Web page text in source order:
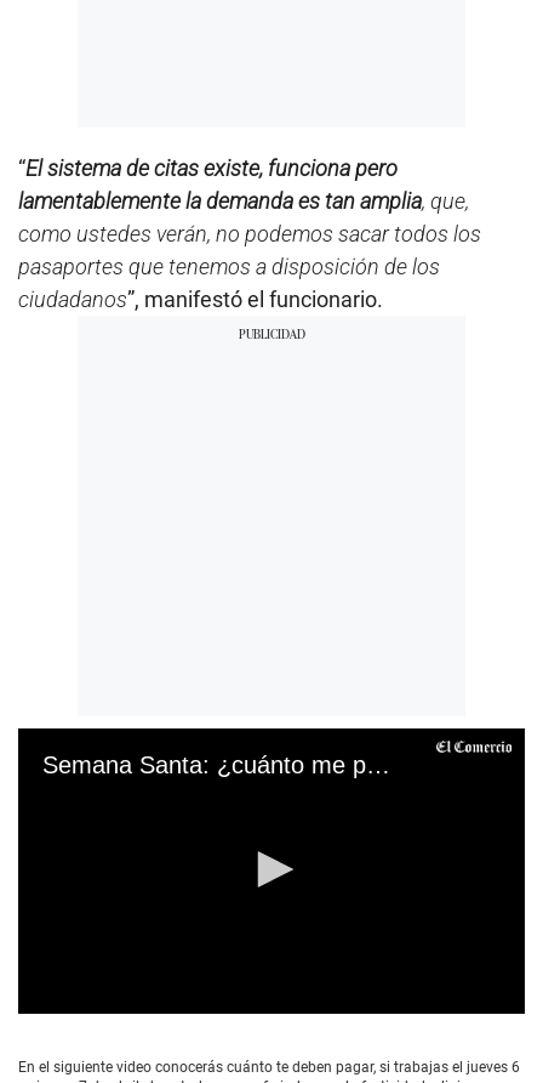
“El sistema de citas existe, funciona pero
lamentablemente la demanda es tan amplia, que,
como ustedes verán, no podemos sacar todos los
pasaportes que tenemos a disposición de los
ciudadanos”, manifestó el funcionario.
Semana Santa: ¿cuánto me pagarán si trabajo Jueves Santo y Viernes Santo?
e
En el siguiente video conocerás cuánto te deben pagar, si trabajas el jueves 6